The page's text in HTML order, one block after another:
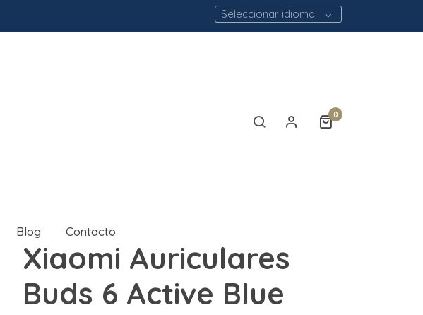
Seleccionar idioma
0
Blog Contacto
Xiaomi Auriculares
Buds 6 Active Blue